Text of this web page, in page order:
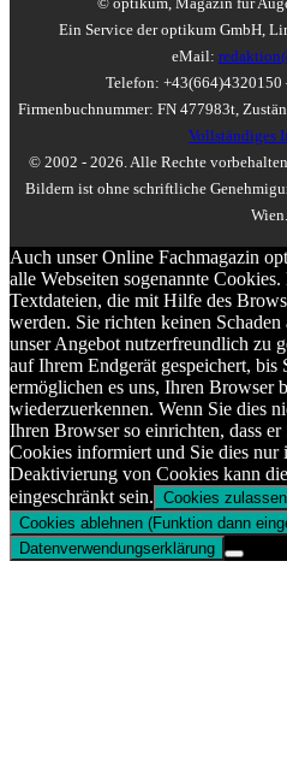
Ein Service der optikum GmbH,
eMail:
Telefon:
Firmenbuchnummer: FN 477983t,
Vollständiges
© 2002 - 2026. Alle Rechte
Bildern ist ohne schriftliche
Wien.
Auch unser Online Fachmagazin
alle Webseiten sogenannte
Textdateien, die mit Hilfe des
werden. Sie richten keinen
unser Angebot nutzerfreundlich zu
auf Ihrem Endgerät gespeichert, bis
ermöglichen es uns, Ihren Browser
wiederzuerkennen. Wenn Sie dies
Ihren Browser so einrichten, dass er
Cookies informiert und Sie dies
Deaktivierung von Cookies kann
eingeschränkt sein. Cookies
Cookies ablehnen (Funktion dann
Datenverwendungserklärung